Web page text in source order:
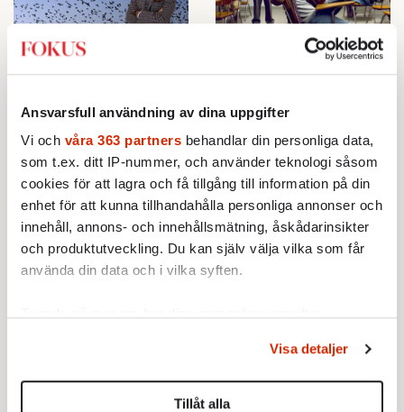
Ansvarsfull användning av dina uppgifter
Vi och våra 363 partners behandlar din personliga data,
som t.ex. ditt IP-nummer, och använder teknologi såsom
cookies för att lagra och få tillgång till information på din
enhet för att kunna tillhandahålla personliga annonser och
innehåll, annons- och innehållsmätning, åskådarinsikter
och produktutveckling. Du kan själv välja vilka som får
använda din data och i vilka syften.
Du kan ändra eller dra tillbaka ditt samtycke när som
helst från cookie-förklaringen.
Visa detaljer
Tillåt alla
Johan Hakelius:
på apokalypsen
KRÖNIKOR
En chans att bli
ett med
bokstavligen
från himlen,
men jag
misslyckades
ändå att ta den.
Lovskolan – där
drömbetyg skapas på
6 AUGUSTI 2024
AKTUELLT
Tusentals elever läser varje år
upp underkända betyg i så
kallade lovskolor. Men
verksamheten fungerar ofta
uselt. Skolinspektionen
utövar ingen tillsyn och
Skolverket följer inte upp.
uppskatta Modianos
ett skällsord
1 AUGUSTI 2024
SPRÅKET
Så blev hånet mot
mittfåremänniskans